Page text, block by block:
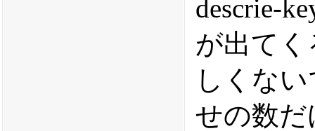
descrie-
が出て
しくな
せの数だ